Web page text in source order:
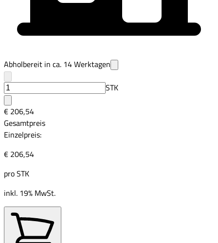
Abholbereit in ca. 14Werktagen
STK
€ 206,54
Gesamtpreis
Einzelpreis:
€ 206,54
proSTK
inkl. 19% MwSt.